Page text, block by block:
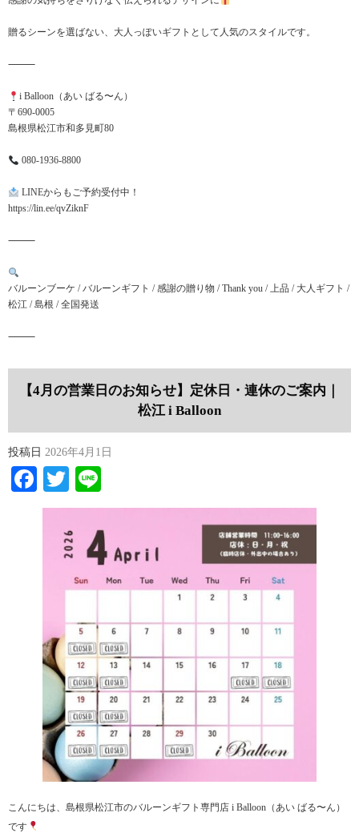
贈るシーンを選ばない、大人っぽいギフトとして人気のスタイルです。
⸻
i Balloon（あい ばる〜ん）
〒690-0005
島根県松江市和多見町80
080-1936-8800
LINEからもご予約受付中！
https://lin.ee/qvZiknF
⸻
バルーンブーケ / バルーンギフト / 感謝の贈り物 / Thank you / 上品 / 大人ギフト /
松江 / 島根 / 全国発送
⸻
【4月の営業日のお知らせ】定休日・連休のご案内｜
松江 i Balloon
投稿日 2026年4月1日
Facebook
Twitter
こんにちは、島根県松江市のバルーンギフト専門店 i Balloon（あい ばる〜ん）
です